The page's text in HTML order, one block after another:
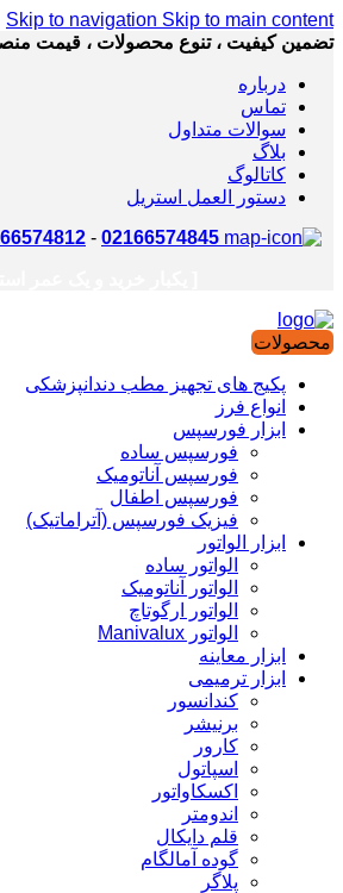
Skip to navigation Skip to main content
تضمین کیفیت ، تنوع محصولات ، قیمت
درباره
تماس
سوالات متداول
بلاگ
کاتالوگ
دستور العمل استریل
02166574845
-
محصولات
پکیج های تجهیز مطب دندانپزشکی
انواع فرز
ابزار فورسپس
فورسپس ساده
فورسپس آناتومیک
فورسپس اطفال
فیزیک فورسپس (آتراماتیک)
ابزار الواتور
الواتور ساده
الواتور آناتومیک
الواتور ارگوتاچ
الواتور Manivalux
ابزار معاینه
ابزار ترمیمی
کندانسور
برنیشر
کارور
اسپاتول
اکسکاواتور
اندومتر
قلم دایکال
گوده آمالگام
پلاگر